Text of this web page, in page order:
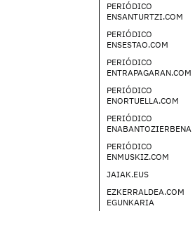
PERIÓDICO
ENSANTURTZI.COM
PERIÓDICO
ENSESTAO.COM
PERIÓDICO
ENTRAPAGARAN.COM
PERIÓDICO
ENORTUELLA.COM
PERIÓDICO
ENABANTOZIERBENA
PERIÓDICO
ENMUSKIZ.COM
JAIAK.EUS
EZKERRALDEA.COM
EGUNKARIA